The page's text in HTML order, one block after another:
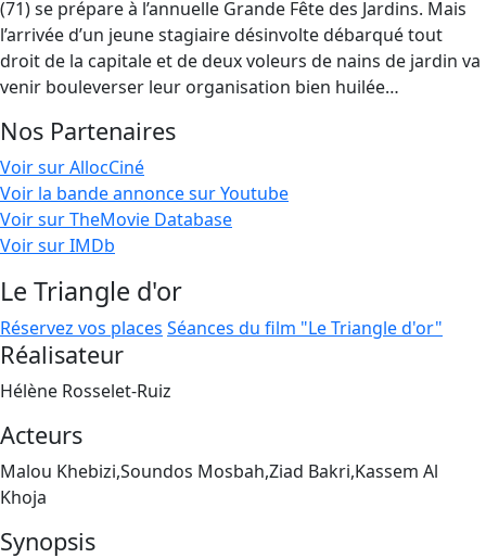
(71) se prépare à l’annuelle Grande Fête des Jardins. Mais
l’arrivée d’un jeune stagiaire désinvolte débarqué tout
droit de la capitale et de deux voleurs de nains de jardin va
venir bouleverser leur organisation bien huilée…
Nos Partenaires
Voir sur AllocCiné
Voir la bande annonce sur Youtube
Voir sur TheMovie Database
Voir sur IMDb
Le Triangle d'or
Réservez vos places Séances du film "Le Triangle d'or"
Réalisateur
Hélène Rosselet-Ruiz
Acteurs
Malou Khebizi,Soundos Mosbah,Ziad Bakri,Kassem Al
Khoja
Synopsis